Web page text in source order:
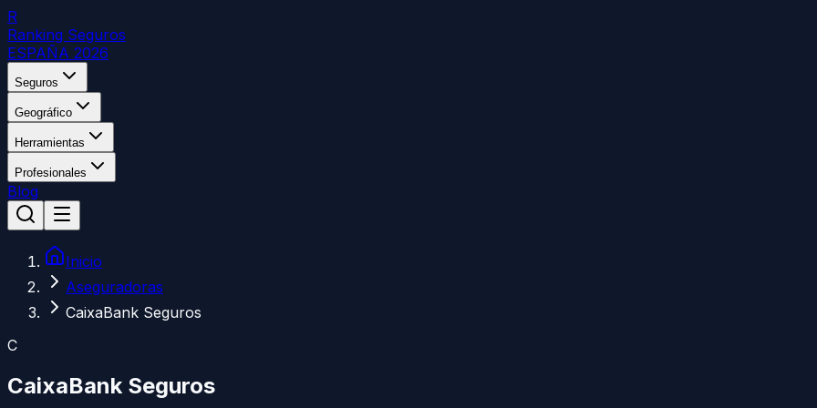
R
Ranking Seguros
ESPAÑA 2026
Seguros
Geográfico
Herramientas
Profesionales
Blog
Inicio
Aseguradoras
CaixaBank Seguros
C
CaixaBank Seguros